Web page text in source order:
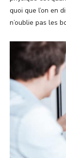
quoi que l’on en
n’oublie pas les